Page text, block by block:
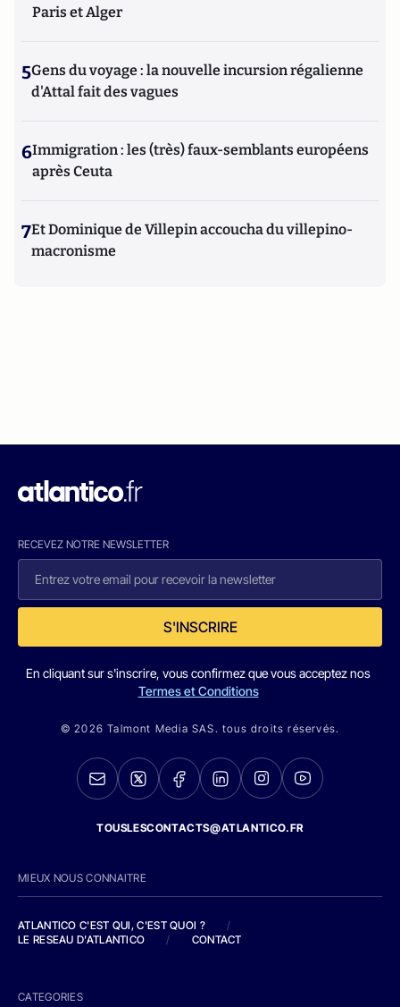
Paris et Alger
5Gens du voyage : la nouvelle incursion régalienne
d'Attal fait des vagues
6Immigration : les (très) faux-semblants européens
après Ceuta
7Et Dominique de Villepin accoucha du villepino-
macronisme
RECEVEZ NOTRE NEWSLETTER
S'INSCRIRE
En cliquant sur s'inscrire, vous confirmez que vous acceptez nos
Termes et Conditions
© 2026 Talmont Media SAS. tous droits réservés.
TOUSLESCONTACTS@ATLANTICO.FR
MIEUX NOUS CONNAITRE
ATLANTICO C'EST QUI, C'EST QUOI ?
/
LE RESEAU D'ATLANTICO
/ CONTACT
CATEGORIES